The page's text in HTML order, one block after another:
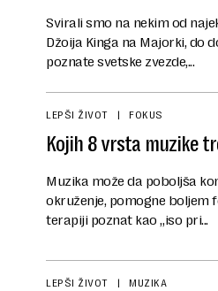
Svirali smo na nekim od
Džoija Kinga na Majorki, do
poznate svetske zvezde,...
LEPŠI ŽIVOT FOKUS
Kojih 8 vrsta muzike
Muzika može da poboljša
okruženje, pomogne boljem
terapiji poznat kao „iso pri...
LEPŠI ŽIVOT MUZIKA